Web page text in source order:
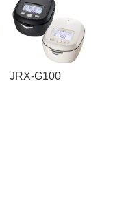
JRX-G100